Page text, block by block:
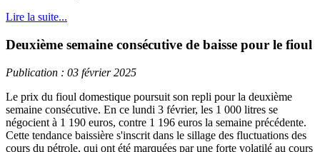
Lire la suite...
Deuxième semaine consécutive de baisse pour le fioul
Publication : 03 février 2025
Le prix du fioul domestique poursuit son repli pour la deuxième
semaine consécutive. En ce lundi 3 février, les 1 000 litres se
négocient à 1 190 euros, contre 1 196 euros la semaine précédente.
Cette tendance baissière s'inscrit dans le sillage des fluctuations des
cours du pétrole, qui ont été marquées par une forte volatilé au cours